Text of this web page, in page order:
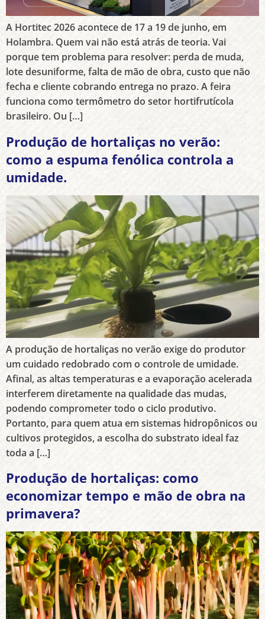
A Hortitec 2026 acontece de 17 a 19 de junho, em
Holambra. Quem vai não está atrás de teoria. Vai
porque tem problema para resolver: perda de muda,
lote desuniforme, falta de mão de obra, custo que não
fecha e cliente cobrando entrega no prazo. A feira
funciona como termômetro do setor hortifrutícola
brasileiro. Ou […]
Produção de hortaliças no verão:
como a espuma fenólica controla a
umidade.
A produção de hortaliças no verão exige do produtor
um cuidado redobrado com o controle de umidade.
Afinal, as altas temperaturas e a evaporação acelerada
interferem diretamente na qualidade das mudas,
podendo comprometer todo o ciclo produtivo.
Portanto, para quem atua em sistemas hidropônicos ou
cultivos protegidos, a escolha do substrato ideal faz
toda a […]
Produção de hortaliças: como
economizar tempo e mão de obra na
primavera?